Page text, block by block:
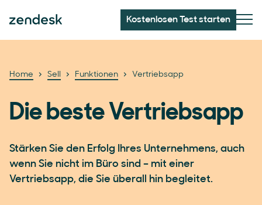
Kostenlosen Test starten
Home Sell Funktionen Vertriebsapp
Die beste Vertriebsapp
Stärken Sie den Erfolg Ihres Unternehmens, auch
wenn Sie nicht im Büro sind – mit einer
Vertriebsapp, die Sie überall hin begleitet.